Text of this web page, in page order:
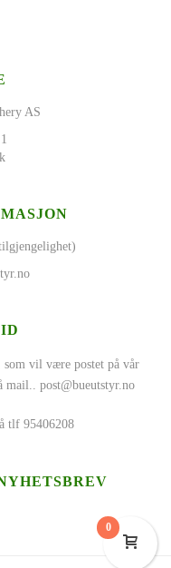
AS
som vil være postet på vår
mail.. post@bueutstyr.no
tlf 95406208
0